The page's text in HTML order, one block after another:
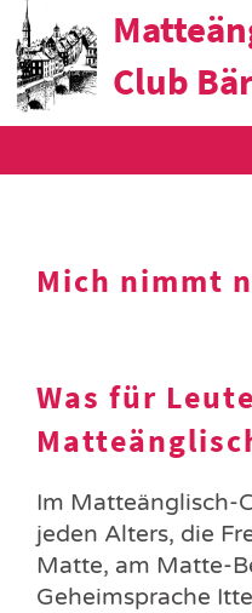
Club
Mich nimmt
Was für
Im Matteänglisch-
jeden Alters, die
Matte, am Matte-
Geheimsprache